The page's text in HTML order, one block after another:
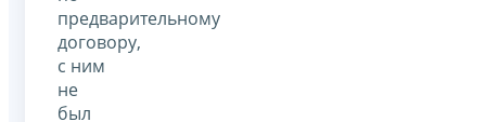
предварительному
договору,
с ним
не
был